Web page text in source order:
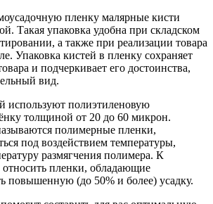
пленку малярные кисти
Такая упаковка удобна при складском
а также при реализации товара
Упаковка кистей в пленку сохраняет
и подчеркивает его достоинства,
вид.
используют полиэтиленовую
толщиной от 20 до 60 микрон.
полимерные пленки,
под воздействием температуры,
размягчения полимера. К
пленки, обладающие
повышенную (до 50% и более) усадку.